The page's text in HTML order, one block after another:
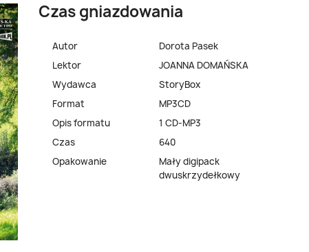
Czas gniazdowania
Autor
Dorota Pasek
Lektor
JOANNA DOMAŃSKA
Wydawca
StoryBox
Format
MP3CD
Opis formatu
1 CD-MP3
Czas
640
Opakowanie
Mały digipack
dwuskrzydełkowy